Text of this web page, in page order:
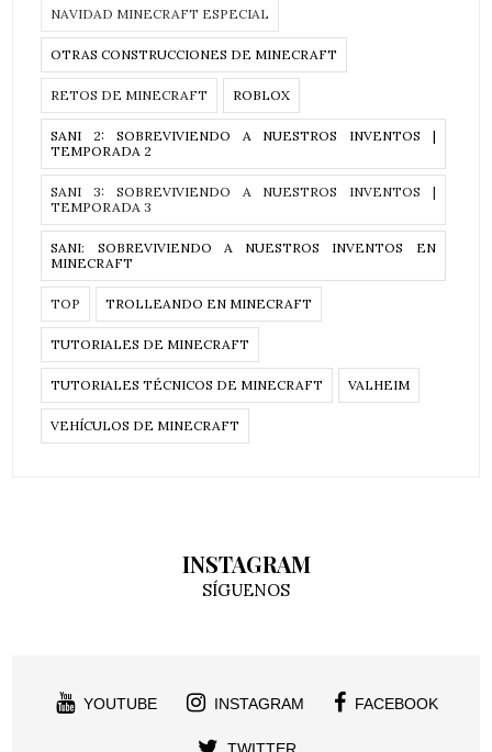
NAVIDAD MINECRAFT ESPECIAL
OTRAS CONSTRUCCIONES DE MINECRAFT
RETOS DE MINECRAFT ROBLOX
SANI 2: SOBREVIVIENDO A NUESTROS INVENTOS |
TEMPORADA 2
SANI 3: SOBREVIVIENDO A NUESTROS INVENTOS |
TEMPORADA 3
SANI: SOBREVIVIENDO A NUESTROS INVENTOS EN
MINECRAFT
TOP TROLLEANDO EN MINECRAFT
TUTORIALES DE MINECRAFT
TUTORIALES TÉCNICOS DE MINECRAFT VALHEIM
VEHÍCULOS DE MINECRAFT
INSTAGRAM
SÍGUENOS
YOUTUBE INSTAGRAM FACEBOOK
TWITTER